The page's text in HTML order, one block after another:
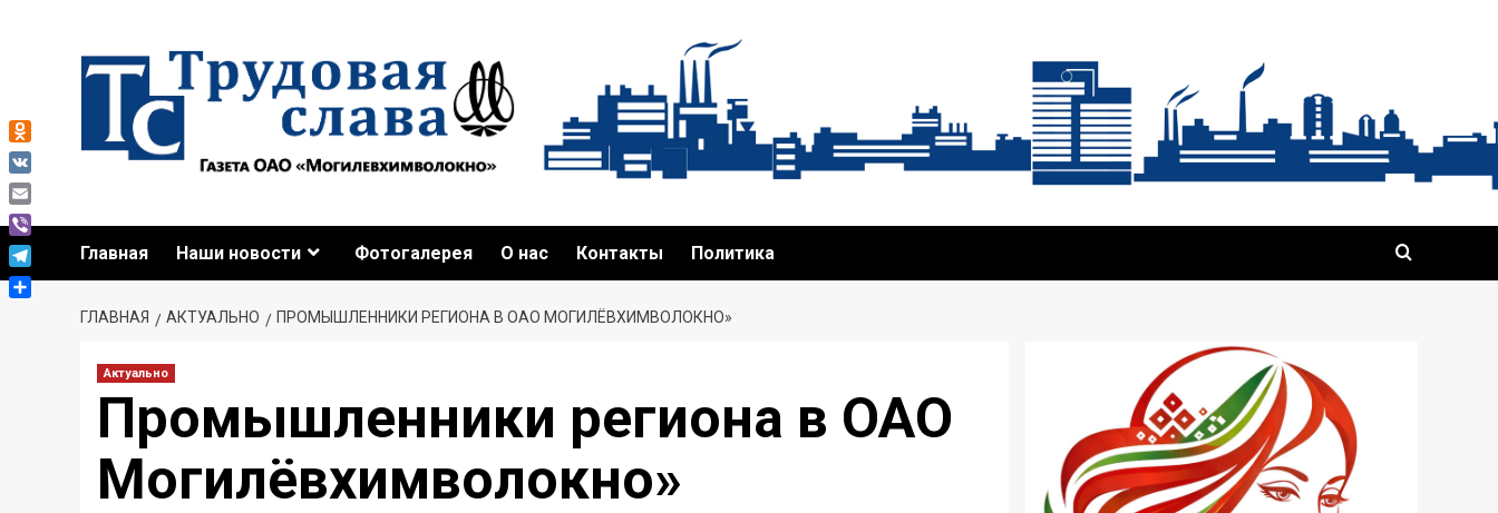
Главная Наши новости Фотогалерея О нас Контакты Политика
ГЛАВНАЯ АКТУАЛЬНО ПРОМЫШЛЕННИКИ РЕГИОНА В ОАО МОГИЛЁВХИМВОЛОКНО»
Актуально
Промышленники региона в ОАО
Могилёвхимволокно»
Odnoklassniki
VK
Email
Viber
Telegram
Отправить